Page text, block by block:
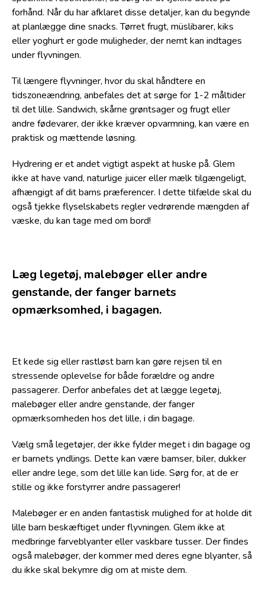
forhånd. Når du har afklaret disse detaljer, kan du begynde
at planlægge dine snacks. Tørret frugt, müslibarer, kiks
eller yoghurt er gode muligheder, der nemt kan indtages
under flyvningen.
Til længere flyvninger, hvor du skal håndtere en
tidszoneændring, anbefales det at sørge for 1-2 måltider
til det lille. Sandwich, skårne grøntsager og frugt eller
andre fødevarer, der ikke kræver opvarmning, kan være en
praktisk og mættende løsning.
Hydrering er et andet vigtigt aspekt at huske på. Glem
ikke at have vand, naturlige juicer eller mælk tilgængeligt,
afhængigt af dit barns præferencer. I dette tilfælde skal du
også tjekke flyselskabets regler vedrørende mængden af
væske, du kan tage med om bord!
Læg legetøj, malebøger eller andre
genstande, der fanger barnets
opmærksomhed, i bagagen.
Et kede sig eller rastløst barn kan gøre rejsen til en
stressende oplevelse for både forældre og andre
passagerer. Derfor anbefales det at lægge legetøj,
malebøger eller andre genstande, der fanger
opmærksomheden hos det lille, i din bagage.
Vælg små legetøjer, der ikke fylder meget i din bagage og
er barnets yndlings. Dette kan være bamser, biler, dukker
eller andre lege, som det lille kan lide. Sørg for, at de er
stille og ikke forstyrrer andre passagerer!
Malebøger er en anden fantastisk mulighed for at holde dit
lille barn beskæftiget under flyvningen. Glem ikke at
medbringe farveblyanter eller vaskbare tusser. Der findes
også malebøger, der kommer med deres egne blyanter, så
du ikke skal bekymre dig om at miste dem.